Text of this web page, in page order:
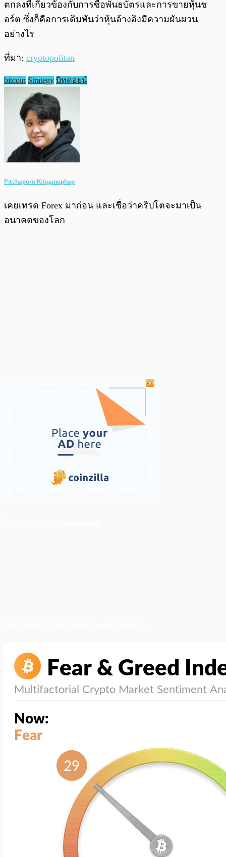
ตกลงที่เกี่ยวข้องกับการซื้อพันธบัตรและการขายหุ้นช
อร์ต ซึ่งก็คือการเดิมพันว่าหุ้นอ้างอิงมีความผันผวน
อย่างไร
ที่มา: cryptopolitan
bitcoin Strategy บิทคอยน์
Pitchaporn Kitiyanuphap
เคยเทรด Forex มาก่อน และเชื่อว่าคริปโตจะมาเป็น
อนาคตของโลก